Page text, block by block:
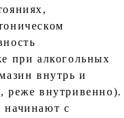
при алкогольных
внутрь и
реже внутривенно).
начинают с